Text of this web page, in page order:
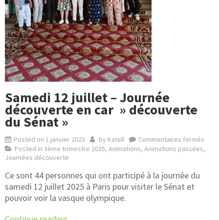
Samedi 12 juillet – Journée
découverte en car » découverte
du Sénat »
Posted on 1 janvier 2025 by Katell
Commentaires fermés
Posted in 3ème trimestre 2025, Animations, Animations passées,
Journées découverte
Ce sont 44 personnes qui ont participé à la journée du
samedi 12 juillet 2025 à Paris pour visiter le Sénat et
pouvoir voir la vasque olympique.